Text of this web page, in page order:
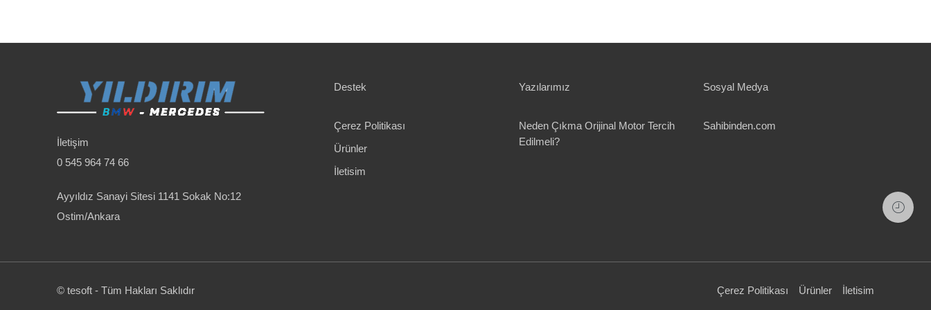
İletişim
0 545 964 74 66
Ayyıldız Sanayi Sitesi 1141 Sokak No:12
Ostim/Ankara
Destek
Çerez Politikası
Ürünler
İletisim
Yazılarımız
Neden Çıkma Orijinal Motor Tercih
Edilmeli?
Sosyal Medya
Sahibinden.com
© tesoft - Tüm Hakları Saklıdır Çerez Politikası Ürünler İletisim